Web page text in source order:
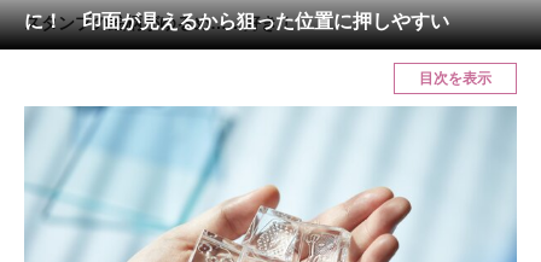
メディア
ITの今と未来を見通す
スマホと通信の最新トレンド
進化するPCとデバイスの未来
に！ 印面が見えるから狙った位置に押しやすい
スタンプの絵柄がゆるめ……好き！
目次を表示